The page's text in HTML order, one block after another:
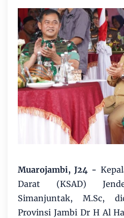
Muarojambi, J24 -
Darat (KSAD)
Simanjuntak, M.Sc,
Provinsi Jambi Dr H Al